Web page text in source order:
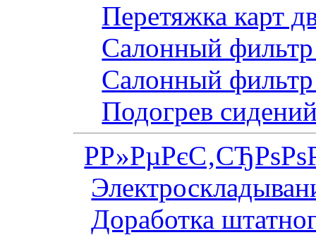
Перетяжка карт
Салонный фильтр
Салонный фильтр
Подогрев
Доработка